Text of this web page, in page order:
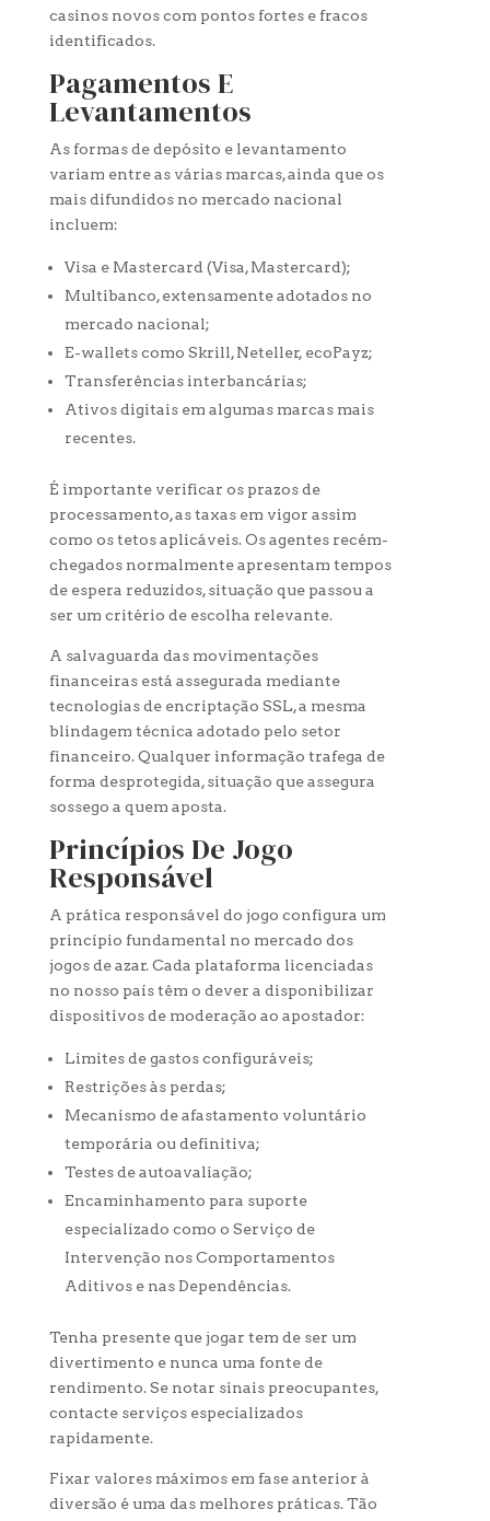
casinos novos com pontos fortes e fracos
identificados.
Pagamentos E
Levantamentos
As formas de depósito e levantamento
variam entre as várias marcas, ainda que os
mais difundidos no mercado nacional
incluem:
Visa e Mastercard (Visa, Mastercard);
Multibanco, extensamente adotados no
mercado nacional;
E-wallets como Skrill, Neteller, ecoPayz;
Transferências interbancárias;
Ativos digitais em algumas marcas mais
recentes.
É importante verificar os prazos de
processamento, as taxas em vigor assim
como os tetos aplicáveis. Os agentes recém-
chegados normalmente apresentam tempos
de espera reduzidos, situação que passou a
ser um critério de escolha relevante.
A salvaguarda das movimentações
financeiras está assegurada mediante
tecnologias de encriptação SSL, a mesma
blindagem técnica adotado pelo setor
financeiro. Qualquer informação trafega de
forma desprotegida, situação que assegura
sossego a quem aposta.
Princípios De Jogo
Responsável
A prática responsável do jogo configura um
princípio fundamental no mercado dos
jogos de azar. Cada plataforma licenciadas
no nosso país têm o dever a disponibilizar
dispositivos de moderação ao apostador:
Limites de gastos configuráveis;
Restrições às perdas;
Mecanismo de afastamento voluntário
temporária ou definitiva;
Testes de autoavaliação;
Encaminhamento para suporte
especializado como o Serviço de
Intervenção nos Comportamentos
Aditivos e nas Dependências.
Tenha presente que jogar tem de ser um
divertimento e nunca uma fonte de
rendimento. Se notar sinais preocupantes,
contacte serviços especializados
rapidamente.
Fixar valores máximos em fase anterior à
diversão é uma das melhores práticas. Tão